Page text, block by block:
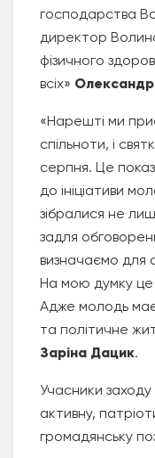
господарства
директор
фізичного
всіх»
«Нарешті ми
спільноти, і
серпня. Це
до ініціативи
зібралися не
задля
визначаємо для
На мою думку це
Адже молодь має
та політичне
Заріна Дацик.
Учасники
активну,
громадянську